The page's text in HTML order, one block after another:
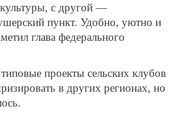
с другой —
пункт. Удобно, уютно и
глава федерального
проекты сельских клубов
в других регионах, но